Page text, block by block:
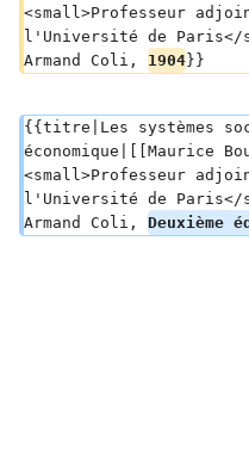
<small>Professeur
l'Université de
Armand Coli, 1904 }}
{{titre|Les systèmes
économique|[[Maurice
<small>Professeur
l'Université de
Armand Coli, Deuxième